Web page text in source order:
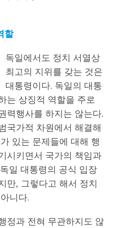
할
독일에서도 정치 서열상
최고의 지위를 갖는 것은
대통령이다. 독일의 대통
는 상징적 역할을 주로
력행사를 하지는 않는다.
국가적 차원에서 해결해
있는 문제들에 대해 행
시키면서 국가의 책임과
일 대통령의 공식 입장
만, 그렇다고 해서 정치
니다.
정과 전혀 무관하지도 않